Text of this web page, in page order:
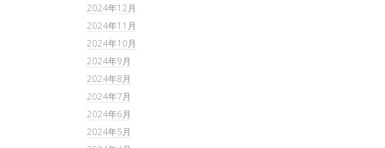
2024年12月
2024年11月
2024年10月
2024年9月
2024年8月
2024年7月
2024年6月
2024年5月